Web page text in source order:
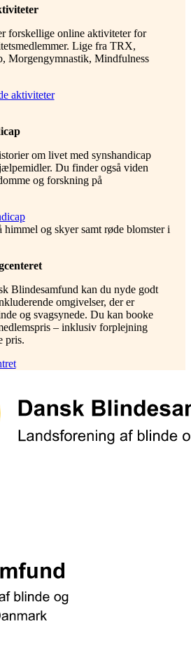
forskellige online aktiviteter for
Lige fra TRX,
Morgengymnastik, Mindfulness
aktiviteter
om livet med synshandicap
Du finder også viden
og forskning på
Blindesamfund kan du nyde godt
omgivelser, der er
og svagsynede. Du kan booke
– inklusiv forplejning
pris.